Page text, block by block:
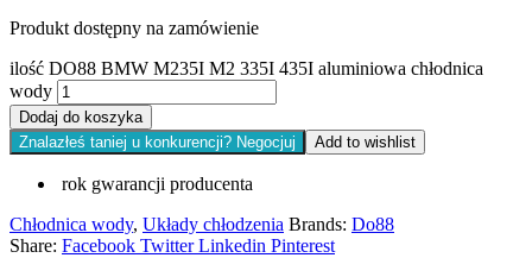
Produkt dostępny na zamówienie
ilość DO88 BMW M235I M2 335I 435I aluminiowa chłodnica
wody
Dodaj do koszyka
Znalazłeś taniej u konkurencji? Negocjuj
Add to wishlist
rok gwarancji producenta
Chłodnica wody, Układy chłodzenia Brands: Do88
Share: Facebook Twitter Linkedin Pinterest